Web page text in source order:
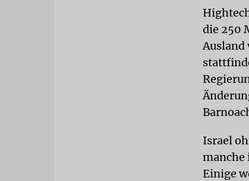
die 250
Ausland
Israel
manche
Einige